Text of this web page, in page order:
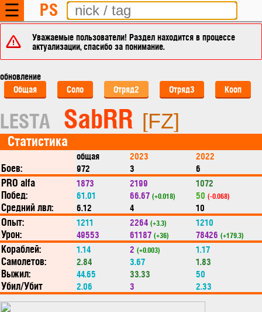
☰ PS
Уважаемые пользователи! Раздел находится в процессе
актуализации, спасибо за понимание.
обновление
Общая
Соло Отряд2 Отряд3 Кооп
LESTA SabRR [FZ]
Статистика
общая 2023 2022
Боев: 972 3 6
PRO alfa 1873 2199 1072
Побед: 61.01 66.67 (+0.018) 50 (-0.068)
Средний лвл: 6.12 4 10
Опыт: 1211 2264 (+3.3) 1210
Урон: 49553 61187 (+36) 78426 (+179.3)
Кораблей: 1.14 2 (+0.003) 1.17
Самолетов: 2.84 3.67 1.83
Выжил: 44.65 33.33 50
Убил/Убит 2.06 3 2.33